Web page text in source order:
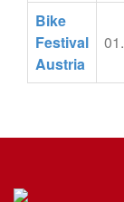
Bike
Festival
Austria